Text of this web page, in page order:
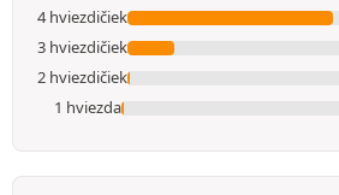
4 hviezdičiek
3 hviezdičiek
2 hviezdičiek
1 hviezda